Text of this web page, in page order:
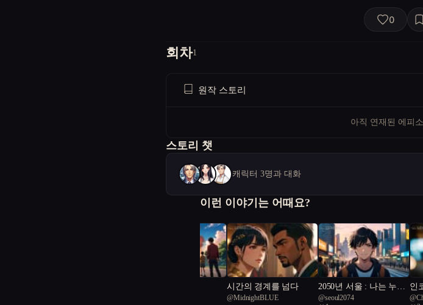
0
회차1
원작 스토리
아직 연재된 에피
스토리 챗
캐릭터 3명과 대화
이런 이야기는 어때요?
시간의 경계를 넘다
@MidnightBLUE
2050년 서울 : 나는 누구
인가?
@seoul2074
인
@